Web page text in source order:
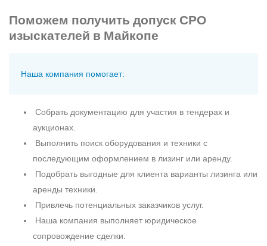
Поможем получить допуск СРО
изыскателей в Майкопе
Наша компания помогает:
Собрать документацию для участия в тендерах и
аукционах.
Выполнить поиск оборудования и техники с
последующим оформлением в лизинг или аренду.
Подобрать выгодные для клиента варианты лизинга или
аренды техники.
Привлечь потенциальных заказчиков услуг.
Наша компания выполняет юридическое
сопровождение сделки.